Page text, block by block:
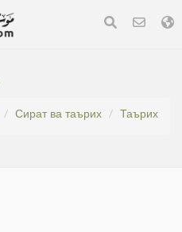
Сират ва таърих Таърих